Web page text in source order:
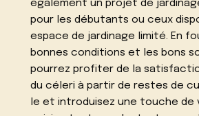
également un projet de
pour les débutants ou ceux
espace de jardinage limité. En
bonnes conditions et les bons
pourrez profiter de la
du céleri à partir de restes de
le et introduisez une touche de